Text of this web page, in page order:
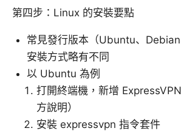
第四步：Linux 的安裝要點
常見發行版本（Ubuntu、
安裝方式略有不同
以 Ubuntu 為例
打開終端機，新增
方說明）
安裝 expressvpn 指令套件